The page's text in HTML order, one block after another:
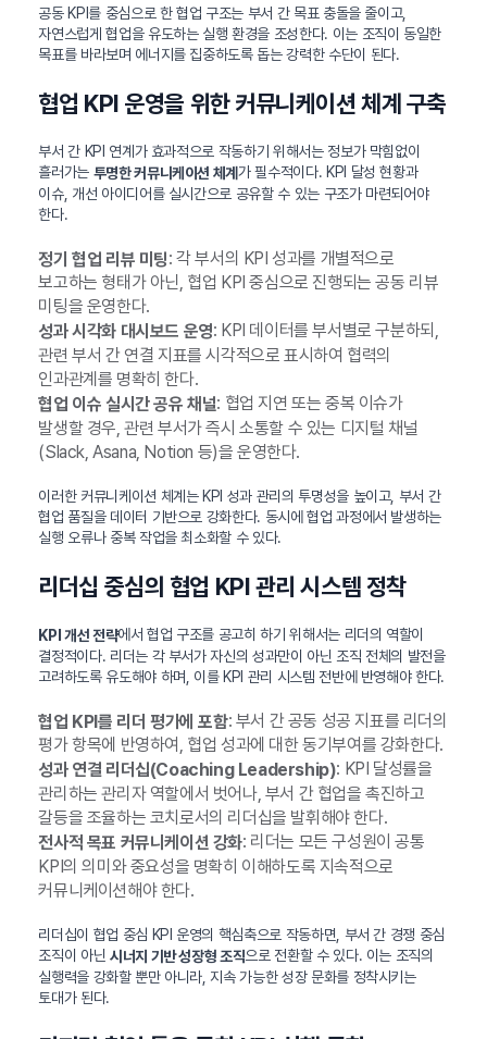
공동 KPI를 중심으로 한 협업 구조는 부서 간 목표 충돌을 줄이고,
자연스럽게 협업을 유도하는 실행 환경을 조성한다. 이는 조직이 동일한
목표를 바라보며 에너지를 집중하도록 돕는 강력한 수단이 된다.
협업 KPI 운영을 위한 커뮤니케이션 체계 구축
부서 간 KPI 연계가 효과적으로 작동하기 위해서는 정보가 막힘없이
흘러가는 투명한 커뮤니케이션 체계가 필수적이다. KPI 달성 현황과
이슈, 개선 아이디어를 실시간으로 공유할 수 있는 구조가 마련되어야
한다.
정기 협업 리뷰 미팅: 각 부서의 KPI 성과를 개별적으로
보고하는 형태가 아닌, 협업 KPI 중심으로 진행되는 공동 리뷰
미팅을 운영한다.
성과 시각화 대시보드 운영: KPI 데이터를 부서별로 구분하되,
관련 부서 간 연결 지표를 시각적으로 표시하여 협력의
인과관계를 명확히 한다.
협업 이슈 실시간 공유 채널: 협업 지연 또는 중복 이슈가
발생할 경우, 관련 부서가 즉시 소통할 수 있는 디지털 채널
(Slack, Asana, Notion 등)을 운영한다.
이러한 커뮤니케이션 체계는 KPI 성과 관리의 투명성을 높이고, 부서 간
협업 품질을 데이터 기반으로 강화한다. 동시에 협업 과정에서 발생하는
실행 오류나 중복 작업을 최소화할 수 있다.
리더십 중심의 협업 KPI 관리 시스템 정착
KPI 개선 전략에서 협업 구조를 공고히 하기 위해서는 리더의 역할이
결정적이다. 리더는 각 부서가 자신의 성과만이 아닌 조직 전체의 발전을
고려하도록 유도해야 하며, 이를 KPI 관리 시스템 전반에 반영해야 한다.
협업 KPI를 리더 평가에 포함: 부서 간 공동 성공 지표를 리더의
평가 항목에 반영하여, 협업 성과에 대한 동기부여를 강화한다.
성과 연결 리더십(Coaching Leadership): KPI 달성률을
관리하는 관리자 역할에서 벗어나, 부서 간 협업을 촉진하고
갈등을 조율하는 코치로서의 리더십을 발휘해야 한다.
전사적 목표 커뮤니케이션 강화: 리더는 모든 구성원이 공통
KPI의 의미와 중요성을 명확히 이해하도록 지속적으로
커뮤니케이션해야 한다.
리더십이 협업 중심 KPI 운영의 핵심축으로 작동하면, 부서 간 경쟁 중심
조직이 아닌 시너지 기반 성장형 조직으로 전환할 수 있다. 이는 조직의
실행력을 강화할 뿐만 아니라, 지속 가능한 성장 문화를 정착시키는
토대가 된다.